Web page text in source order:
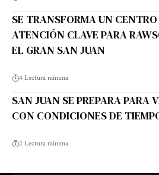
SE TRANSFORMA UN CENTRO
ATENCIÓN CLAVE PARA
EL GRAN SAN JUAN
4 Lectura mínima
SAN JUAN SE PREPARA PARA
CON CONDICIONES DE
2 Lectura mínima